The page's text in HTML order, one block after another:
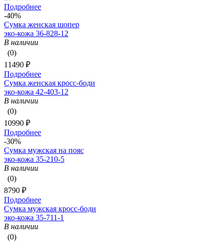
Подробнее
-40%
Сумка женская шопер
эко-кожа 36-828-12
В наличии
(0)
11490 ₽
Подробнее
Сумка женская кросс-боди
эко-кожа 42-403-12
В наличии
(0)
10990 ₽
Подробнее
-30%
Сумка мужская на пояс
эко-кожа 35-210-5
В наличии
(0)
8790 ₽
Подробнее
Сумка мужская кросс-боди
эко-кожа 35-711-1
В наличии
(0)